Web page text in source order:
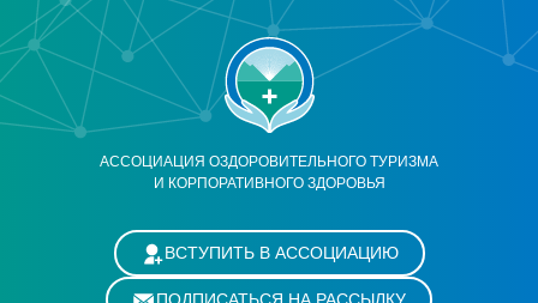
АССОЦИАЦИЯ ОЗДОРОВИТЕЛЬНОГО ТУРИЗМА
И КОРПОРАТИВНОГО ЗДОРОВЬЯ
ВСТУПИТЬ В АССОЦИАЦИЮ